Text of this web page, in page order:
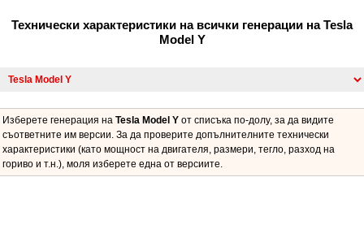
Технически характеристики на всички генерации на Tesla
Model Y
Изберете генерация на Tesla Model Y от списъка по-долу, за да видите
съответните им версии. За да проверите допълнителните технически
характеристики (като мощност на двигателя, размери, тегло, разход на
гориво и т.н.), моля изберете една от версиите.